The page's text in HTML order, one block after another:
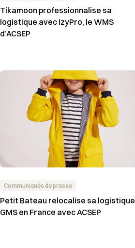
Tikamoon professionnalise sa
logistique avec IzyPro, le WMS
d’ACSEP
Communiqués de presse
Petit Bateau relocalise sa logistique
GMS en France avec ACSEP